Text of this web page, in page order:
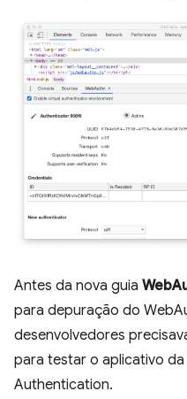
Antes da nova guia
para depuração do
desenvolvedores
para testar o aplicativo da
Authentication.